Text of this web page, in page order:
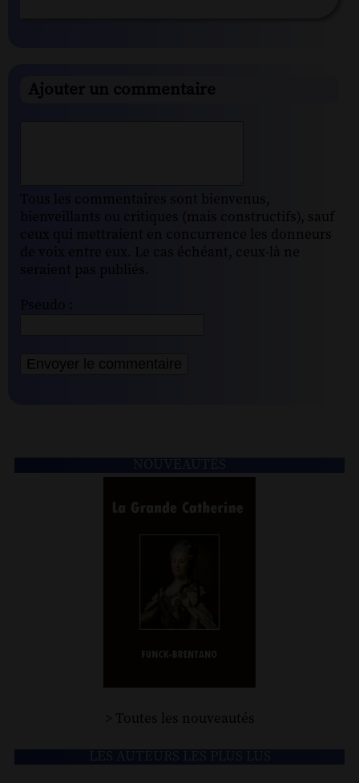
Ajouter un commentaire
Tous les commentaires sont bienvenus,
bienveillants ou critiques (mais constructifs), sauf
ceux qui mettraient en concurrence les donneurs
de voix entre eux. Le cas échéant, ceux-là ne
seraient pas publiés.
Pseudo :
> Toutes les nouveautés